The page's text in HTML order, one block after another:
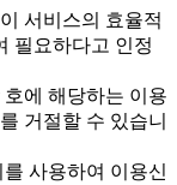
서비스의 효율적
필요하다고 인정
에 해당하는 이용
거절할 수 있습니
사용하여 이용신